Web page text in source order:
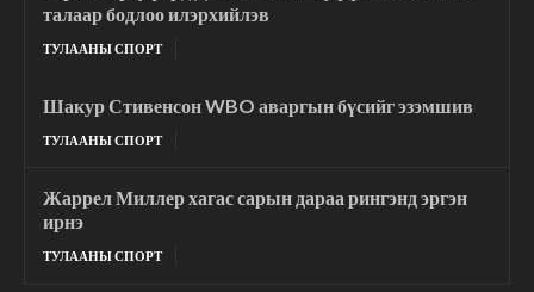
талаар бодлоо илэрхийлэв
ТУЛААНЫ СПОРТ
Шакур Стивенсон WBO аваргын бүсийг эзэмшив
ТУЛААНЫ СПОРТ
Жаррел Миллер хагас сарын дараа рингэнд эргэн
ирнэ
ТУЛААНЫ СПОРТ